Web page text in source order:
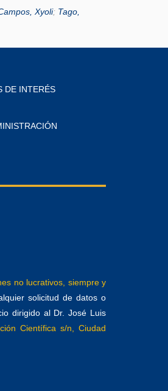
Xyoli; Tago,
DE INTERÉS
no lucrativos, siempre y
solicitud de datos o
dirigido al Dr. José Luis
Científica s/n, Ciudad